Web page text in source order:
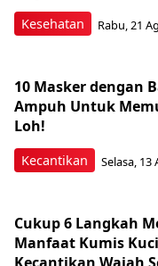
Kesehatan Rabu, 21
Kecantikan
10 Masker dengan
Ampuh Untuk
Loh!
Selasa, 13
Cukup 6 Langkah
Manfaat Kumis